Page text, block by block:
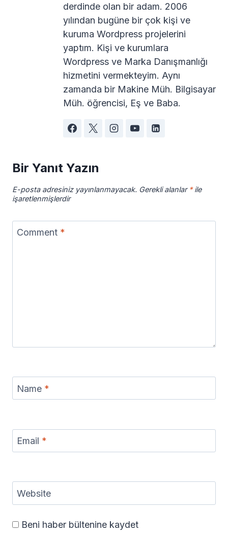
derdinde olan bir adam. 2006
yılından bugüne bir çok kişi ve
kuruma Wordpress projelerini
yaptım. Kişi ve kurumlara
Wordpress ve Marka Danışmanlığı
hizmetini vermekteyim. Aynı
zamanda bir Makine Müh. Bilgisayar
Müh. öğrencisi, Eş ve Baba.
Bir Yanıt Yazın
E-posta adresiniz yayınlanmayacak. Gerekli alanlar *ile
işaretlenmişlerdir
Comment *
Name *
Email *
Website
Beni haber bültenine kaydet